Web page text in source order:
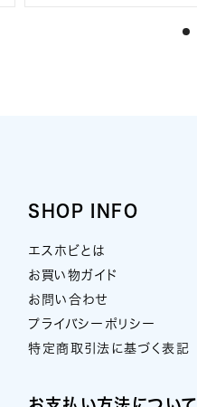
SHOP INFO
エスホビとは
お買い物ガイド
お問い合わせ
プライバシーポリシー
特定商取引法に基づく表記